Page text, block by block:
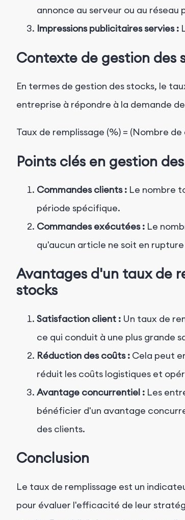
annonce au serveur ou au réseau
Impressions publicitaires servies :
Contexte de gestion des
En termes de gestion des stocks, le
entreprise à répondre à la demande
Points clés en gestion
Commandes clients : Le nombre
période spécifique.
Commandes exécutées : Le
qu'aucun article ne soit en
Avantages d'un taux de
stocks
Satisfaction client : Un taux de
ce qui conduit à une plus grande
Réduction des coûts : Cela peut
réduit les coûts logistiques et
Avantage concurrentiel : Les
bénéficier d'un avantage
des clients.
Conclusion
Le taux de remplissage est un
pour évaluer l'efficacité de leur